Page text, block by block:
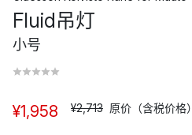
Fluid吊灯
小号
¥1,958 ¥2,713 原价（含税价格）